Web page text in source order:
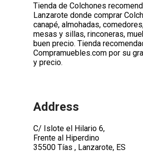
Tienda de Colchones
Lanzarote donde comprar
canapé, almohadas,
mesas y sillas, rinconeras,
buen precio. Tienda
Compramuebles.com por su
y precio.
Address
C/ Islote el Hilario 6,
Frente al Hiperdino
35500 Tías , Lanzarote, ES